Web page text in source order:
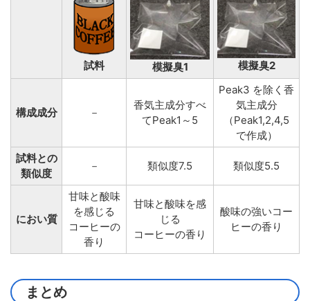
試料 模擬臭1 模擬臭2
構成成分 －
香気主成分すべ
てPeak1～5
Peak3 を除く香
気主成分
（Peak1,2,4,5
で作成）
試料との
類似度
－ 類似度7.5 類似度5.5
におい質
甘味と酸味
を感じる
コーヒーの
香り
甘味と酸味を感
じる
コーヒーの香り
酸味の強いコー
ヒーの香り
まとめ